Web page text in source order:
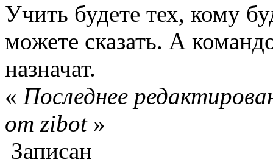
Учить будете тех, кому
можете сказать. А
назначат.
« Последнее
от zibot»
Записан